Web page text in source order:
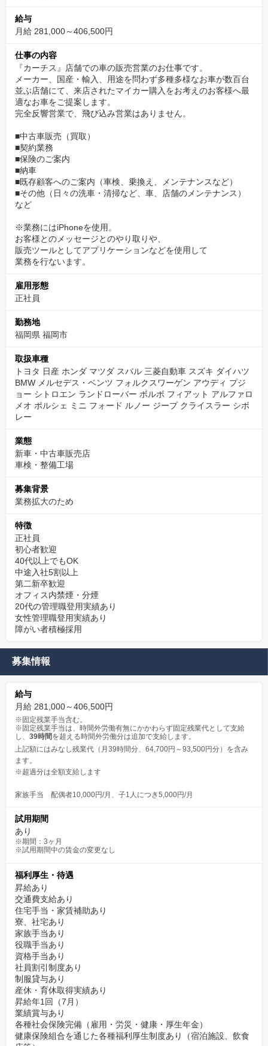
新しい取り組みが支持され、全国に展開するに至りました。
給与
月給 281,000～406,500円
仕事の内容
『カーチス』店舗での車の販売営業のお仕事です。
メーカー、国産・輸入、用途を問わず多種多様なお車が数百台
並ぶ店舗にて、来店されたマイカー購入をお考えのお客様へ最
適なお車をご提案します。
完全反響営業で、飛び込み営業はありません。
■中古車販売（買取）
■契約業務
■保険のご案内
■納車
■既存顧客へのご案内（車検、乗換え、メンテナンスなど）
■その他（日々の洗車・清掃など、車、店舗のメンテナンス）
など
※業務にはiPhoneを使用。
お客様とのメッセージとのやり取りや、
販売ツールとしてアプリケーションなどを使用して
業務を行ないます。
雇用形態
正社員
勤務地
福岡県 福岡市
取扱車種
トヨタ 日産 ホンダ マツダ スバル 三菱自動車 スズキ ダイハツ
BMW メルセデス・ベンツ フォルクスワーゲン アウディ プジ
ョー シトロエン ランドローバー ボルボ フィアット アルファロ
メオ ポルシェ ミニ フォード ルノー ジープ クライスラー シボ
レー
業態
新車・中古車販売店
車検・整備工場
募集背景
業務拡大のため
特徴
正社員
初心者歓迎
40代以上でもOK
中途入社5割以上
第二新卒歓迎
オフィス内禁煙・分煙
20代の管理職登用実績あり
女性管理職登用実績あり
障がい者積極採用
募集情報
給与
月給 281,000～406,500円
※固定残業手当含む。
※固定残業手当は、時間外労働有無にかかわらず固定残業代として支給
し、 39時間を超える時間外労働分は追加で支給します。
上記額にはみなし残業代（月39時間分、64,700円～93,500円分）を含み
ます。
※超過分は全額支給します
家族手当 配偶者10,000円/月、子1人につき5,000円/月
試用期間
あり
※期間：3ヶ月
※試用期間中の賃金の変更なし
福利厚生・待遇
昇給あり
交通費支給あり
住宅手当・家賃補助あり
寮、社宅あり
家族手当あり
役職手当あり
資格手当あり
社員割引制度あり
制服貸与あり
産休・育休取得実績あり
昇給年1回（7月）
業績賞与あり
各種社会保険完備（雇用・労災・健康・厚生年金）
健康保険組合を通じた各種福利厚生制度あり（宿泊施設、飲食